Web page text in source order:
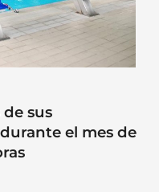
sus
el mes de